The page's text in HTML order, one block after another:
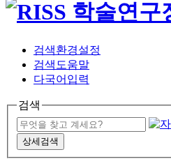
검색환경설정
검색도움말
다국어입력
검색
상세검색